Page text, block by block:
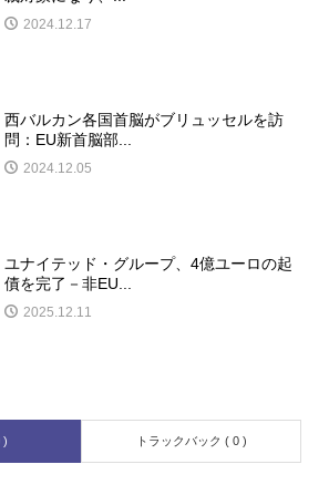
2024.12.17
西バルカン各国首脳がブリュッセルを訪
問：EU新首脳部...
2024.12.05
ユナイテッド・グループ、4億ユーロの起
債を完了－非EU...
2025.12.11
) トラックバック ( 0 )